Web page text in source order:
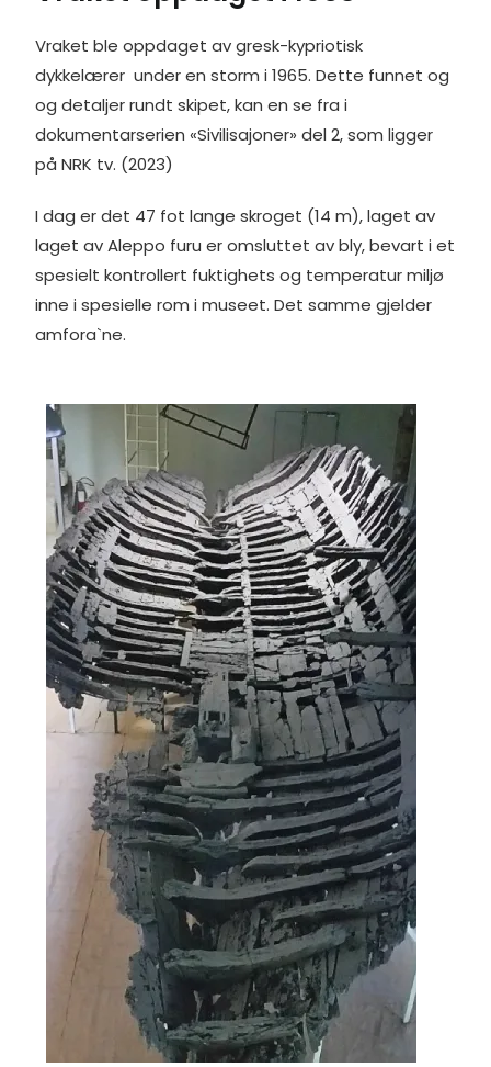
Vraket ble oppdaget av gresk-kypriotisk
dykkelærer under en storm i 1965. Dette funnet og
og detaljer rundt skipet, kan en se fra i
dokumentarserien «Sivilisajoner» del 2, som ligger
på NRK tv. (2023)
I dag er det 47 fot lange skroget (14 m), laget av
laget av Aleppo furu er omsluttet av bly, bevart i et
spesielt kontrollert fuktighets og temperatur miljø
inne i spesielle rom i museet. Det samme gjelder
amfora`ne.